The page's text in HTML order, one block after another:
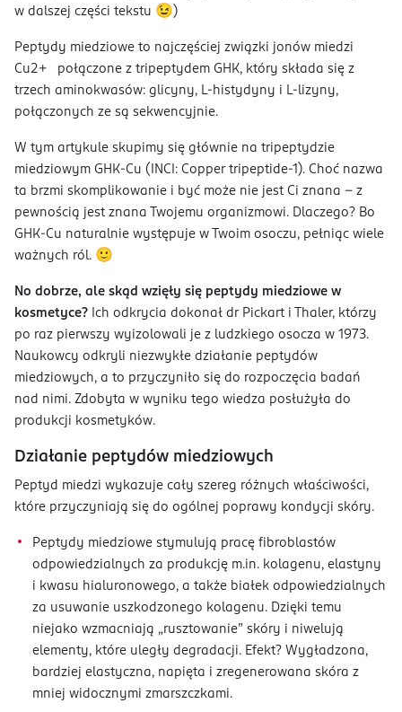
w dalszej części tekstu 😉)
Peptydy miedziowe to najczęściej związki jonów miedzi
Cu2+ połączone z tripeptydem GHK, który składa się z
trzech aminokwasów: glicyny, L-histydyny i L-lizyny,
połączonych ze są sekwencyjnie.
W tym artykule skupimy się głównie na tripeptydzie
miedziowym GHK-Cu (INCI: Copper tripeptide-1). Choć nazwa
ta brzmi skomplikowanie i być może nie jest Ci znana – z
pewnością jest znana Twojemu organizmowi. Dlaczego? Bo
GHK-Cu naturalnie występuje w Twoim osoczu, pełniąc wiele
ważnych ról. 🙂
No dobrze, ale skąd wzięły się peptydy miedziowe w
kosmetyce? Ich odkrycia dokonał dr Pickart i Thaler, którzy
po raz pierwszy wyizolowali je z ludzkiego osocza w 1973.
Naukowcy odkryli niezwykłe działanie peptydów
miedziowych, a to przyczyniło się do rozpoczęcia badań
nad nimi. Zdobyta w wyniku tego wiedza posłużyła do
produkcji kosmetyków.
Działanie peptydów miedziowych
Peptyd miedzi wykazuje cały szereg różnych właściwości,
które przyczyniają się do ogólnej poprawy kondycji skóry.
Peptydy miedziowe stymulują pracę fibroblastów
odpowiedzialnych za produkcję m.in. kolagenu, elastyny
i kwasu hialuronowego, a także białek odpowiedzialnych
za usuwanie uszkodzonego kolagenu. Dzięki temu
niejako wzmacniają „rusztowanie” skóry i niwelują
elementy, które uległy degradacji. Efekt? Wygładzona,
bardziej elastyczna, napięta i zregenerowana skóra z
mniej widocznymi zmarszczkami.